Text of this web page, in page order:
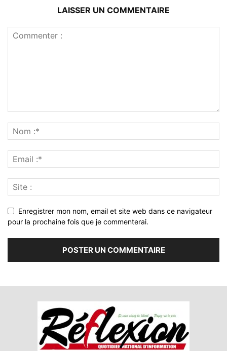
LAISSER UN COMMENTAIRE
Enregistrer mon nom, email et site web dans ce navigateur
pour la prochaine fois que je commenterai.